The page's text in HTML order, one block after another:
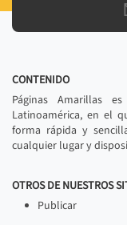
CONTENIDO
Páginas Amarillas
Latinoamérica, en el
forma rápida y
cualquier lugar y
OTROS DE NUESTROS
Publicar